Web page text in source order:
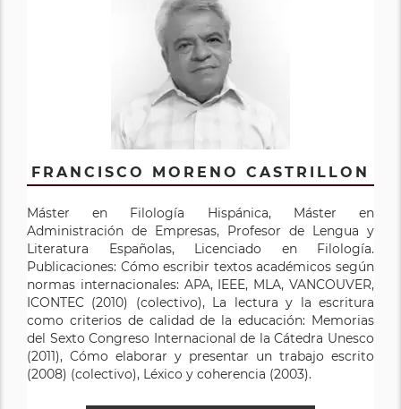
FRANCISCO MORENO CASTRILLON
Máster en Filología Hispánica, Máster en
Administración de Empresas, Profesor de Lengua y
Literatura Españolas, Licenciado en Filología.
Publicaciones: Cómo escribir textos académicos según
normas internacionales: APA, IEEE, MLA, VANCOUVER,
ICONTEC (2010) (colectivo), La lectura y la escritura
como criterios de calidad de la educación: Memorias
del Sexto Congreso Internacional de la Cátedra Unesco
(2011), Cómo elaborar y presentar un trabajo escrito
(2008) (colectivo), Léxico y coherencia (2003).